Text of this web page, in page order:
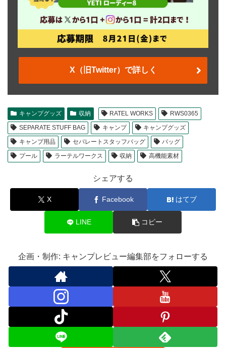
X（旧Twitter）で詳しく
キャンプグッズ 収納 RATEL WORKS
RWS0365
SEPARATE STUFF BAG
キャンプ
キャンプグッズ
キャンプ用品
セパレートスタッフバッグ
バッグ
プール
ラーテルワークス 収納 高機能素材
シェアする
X Facebook はてブ
LINE コピー
企画・制作: キャンプレビュー編集部をフォローする